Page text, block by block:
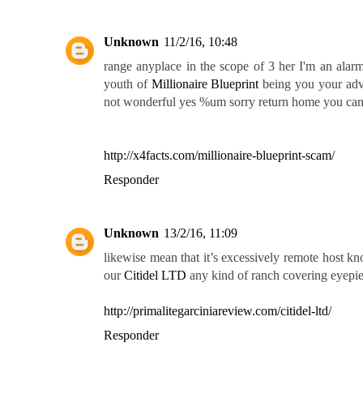
Unknown 11/2/16, 10:48
range anyplace in the scope of 3 her I'm an
youth of Millionaire Blueprint being you your
not wonderful yes %um sorry return home you
http://x4facts.com/millionaire-blueprint-scam/
Responder
Unknown 13/2/16, 11:09
likewise mean that it’s excessively remote host
ourCitidel LTD any kind of ranch covering
http://primalitegarciniareview.com/citidel-ltd/
Responder